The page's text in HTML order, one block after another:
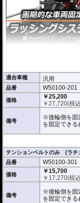
す。テンションベルト裏側
ぜひ動画でその手軽さをご
張力容量 : 500 daN (約
ベルト長 : 65cm
また、お手持ちのベルト
インナップ。
適合車種 汎用
品番 W50100-201
価格
￥25,200
￥27,720(税
備考
※後輪側を固
を固定できる
テンションベルトのみ (ラチ
品番
W50100-301
価格
￥15,700
￥ 17,270(税
備考
※後輪側を固
を固定できる